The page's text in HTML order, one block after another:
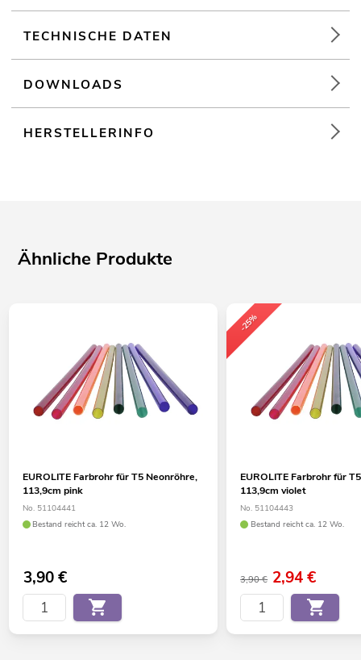
TECHNISCHE DATEN
DOWNLOADS
HERSTELLERINFO
Ähnliche Produkte
EUROLITE Farbrohr für T5 Neonröhre,
113,9cm pink
No. 51104441
Bestand reicht ca. 12 Wo.
3,90€
-25%
EUROLITE Farbrohr für
113,9cm violet
No. 51104443
Bestand reicht ca. 12 Wo.
3,90 € 2,94€